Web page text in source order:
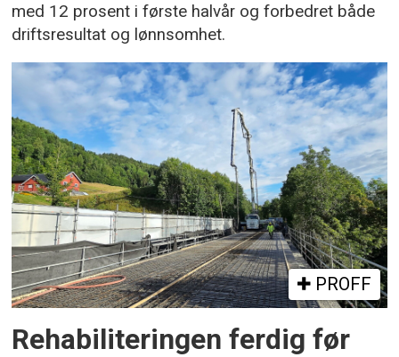
med 12 prosent i første halvår og forbedret både
driftsresultat og lønnsomhet.
PROFF
Rehabiliteringen ferdig før